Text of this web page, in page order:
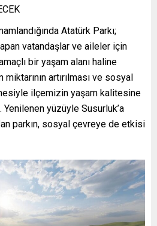
Atatürk Parkı;
vatandaşlar ve aileler için
bir yaşam alanı haline
artırılması ve sosyal
ilçemizin yaşam kalitesine
yüzüyle Susurluk’a
parkın, sosyal çevreye de etkisi